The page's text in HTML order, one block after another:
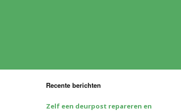
Recente berichten
Zelf een deurpost repareren en